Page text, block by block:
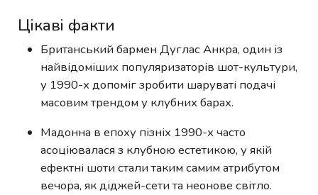
Цікаві факти
Британський бармен Дуглас Анкра, один із
найвідоміших популяризаторів шот-культури,
у 1990-х допоміг зробити шаруваті подачі
масовим трендом у клубних барах.
Мадонна в епоху пізніх 1990-х часто
асоціювалася з клубною естетикою, у якій
ефектні шоти стали таким самим атрибутом
вечора, як діджей-сети та неонове світло.